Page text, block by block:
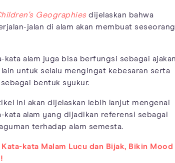
Geographiesdijelaskan bahwa
jalan di alam akan membuat seseorang
kata alam juga bisa berfungsi sebagai
untuk selalu mengingat kebesaran serta
bentuk syukur.
ini akan dijelaskan lebih lanjut mengenai
kata alam yang dijadikan referensi sebagai
terhadap alam semesta.
kata Malam Lucu dan Bijak, Bikin Mood